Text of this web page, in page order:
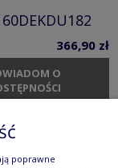
366,90 zł
O
poprawne